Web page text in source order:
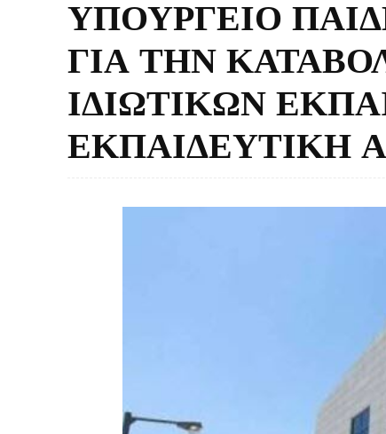
ΥΠΟΥΡΓΕΙΟ
ΓΙΑ ΤΗΝ
ΙΔΙΩΤΙΚΩΝ
ΕΚΠΑΙΔΕΥΤΙΚΗ